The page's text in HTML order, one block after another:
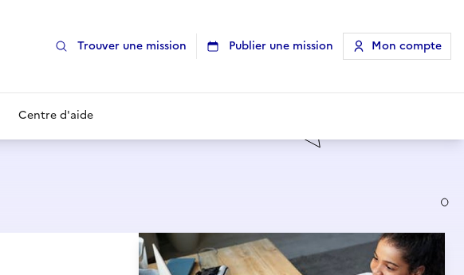
Trouver une mission Publier une mission Mon compte
Centre d'aide